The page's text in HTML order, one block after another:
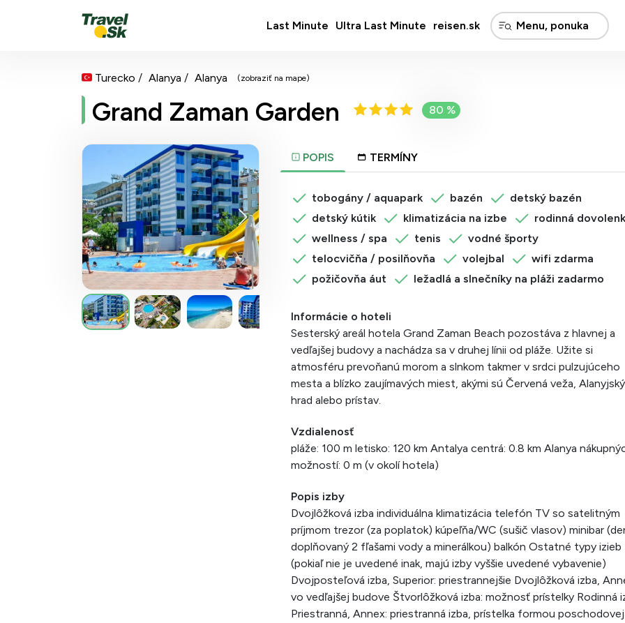
Last Minute Ultra Last Minute reisen.sk
Turecko Alanya Alanya (zobraziť na mape)
Grand Zaman Garden 80 %
POPIS TERMÍNY
tobogány / aquapark bazén
detský bazén
detský kútik
klimatizácia na izbe
rodinná
wellness / spa
tenis
vodné športy
telocvičňa / posilňovňa
volejbal
wifi zdarma
požičovňa áut
ležadlá a slnečníky na pláži zadarmo
Informácie o hoteli
Sesterský areál hotela Grand Zaman Beach pozostáva z hlavnej a
vedľajšej budovy a nachádza sa v druhej línii od pláže. Užite si
atmosféru prevoňanú morom a slnkom takmer v srdci pulzujúceho
mesta a blízko zaujímavých miest, akými sú Červená veža, Alanyjský
hrad alebo prístav.
Vzdialenosť
pláže: 100 m letisko: 120 km Antalya centrá: 0.8 km Alanya
možností: 0 m (v okolí hotela)
Popis izby
Dvojlôžková izba individuálna klimatizácia telefón TV so satelitným
príjmom trezor (za poplatok) kúpeľňa/WC (sušič vlasov) minibar
doplňovaný 2 fľašami vody a minerálkou) balkón Ostatné typy izieb
(pokiaľ nie je uvedené inak, majú izby vyššie uvedené vybavenie)
Dvojposteľová izba, Superior: priestrannejšie Dvojlôžková izba,
vo vedľajšej budove Štvorlôžková izba: možnosť prístelky Rodinná
Priestranná, Annex: priestranná izba, prístelka formou poschodovej